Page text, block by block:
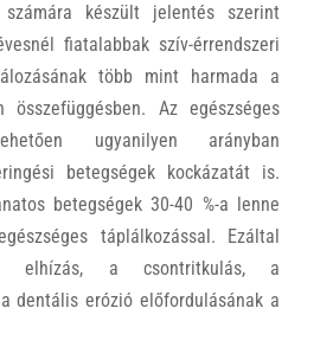
számára készült jelentés szerint
fiatalabbak szív-érrendszeri
több mint harmada a
összefüggésben. Az egészséges
ugyanilyen arányban
betegségek kockázatát is.
betegségek 30-40 %-a lenne
táplálkozással. Ezáltal
elhízás, a csontritkulás, a
dentális erózió előfordulásának a